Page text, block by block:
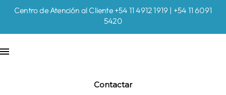
Centro de Atención al Cliente +54 11 4912 1919 | +54 11 6091
5420
Contactar